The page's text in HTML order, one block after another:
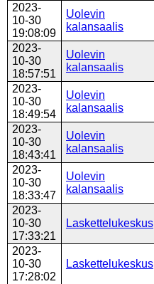
2023-
10-30
19:08:09
Uolevin
kalansaalis
2023-
10-30
18:57:51
Uolevin
kalansaalis
2023-
10-30
18:49:54
Uolevin
kalansaalis
2023-
10-30
18:43:41
Uolevin
kalansaalis
2023-
10-30
18:33:47
Uolevin
kalansaalis
2023-
10-30
17:33:21
Laskettelukeskus
2023-
10-30
17:28:02
Laskettelukeskus